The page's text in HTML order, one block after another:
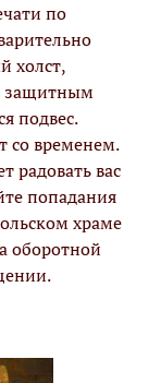
по
холст,
защитным
подвес.
со временем.
радовать вас
попадания
храме
оборотной